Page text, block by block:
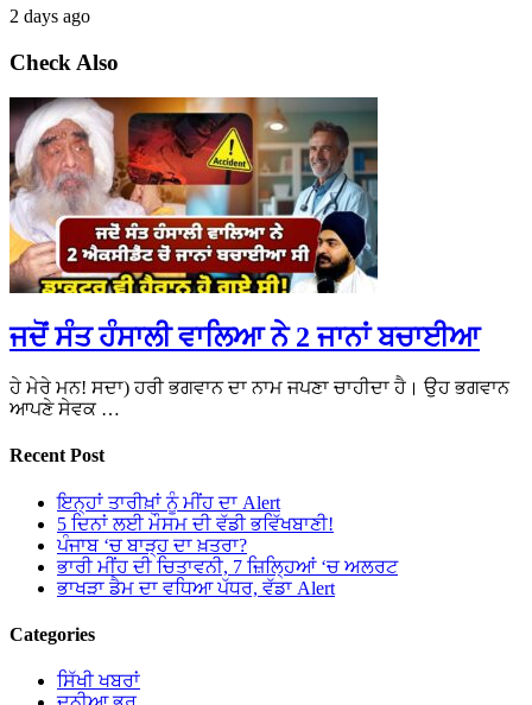
2 days ago
Check Also
ਜਦੋਂ ਸੰਤ ਹੰਸਾਲੀ ਵਾਲਿਆ ਨੇ 2 ਜਾਨਾਂ ਬਚਾਈਆ
ਹੇ ਮੇਰੇ ਮਨ! ਸਦਾ) ਹਰੀ ਭਗਵਾਨ ਦਾ ਨਾਮ ਜਪਣਾ ਚਾਹੀਦਾ ਹੈ। ਉਹ ਭਗਵਾਨ
ਆਪਣੇ ਸੇਵਕ …
Recent Post
ਇਨ੍ਹਾਂ ਤਾਰੀਖ਼ਾਂ ਨੂੰ ਮੀਂਹ ਦਾ Alert
5 ਦਿਨਾਂ ਲਈ ਮੌਸਮ ਦੀ ਵੱਡੀ ਭਵਿੱਖਬਾਣੀ!
ਪੰਜਾਬ ‘ਚ ਬਾੜ੍ਹ ਦਾ ਖ਼ਤਰਾ?
ਭਾਰੀ ਮੀਂਹ ਦੀ ਚਿਤਾਵਨੀ, 7 ਜ਼ਿਲ੍ਹਿਆਂ ‘ਚ ਅਲਰਟ
ਭਾਖੜਾ ਡੈਮ ਦਾ ਵਧਿਆ ਪੱਧਰ, ਵੱਡਾ Alert
Categories
ਸਿੱਖੀ ਖਬਰਾਂ